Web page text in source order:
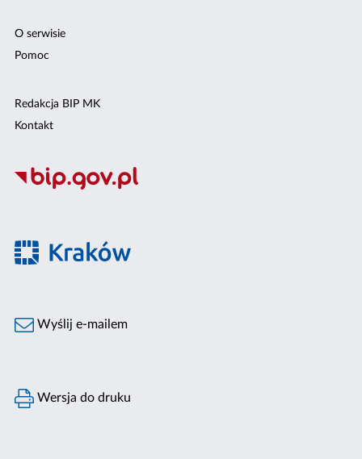
O serwisie
Pomoc
Redakcja BIP MK
Kontakt
Wyślij e-mailem
Wersja do druku